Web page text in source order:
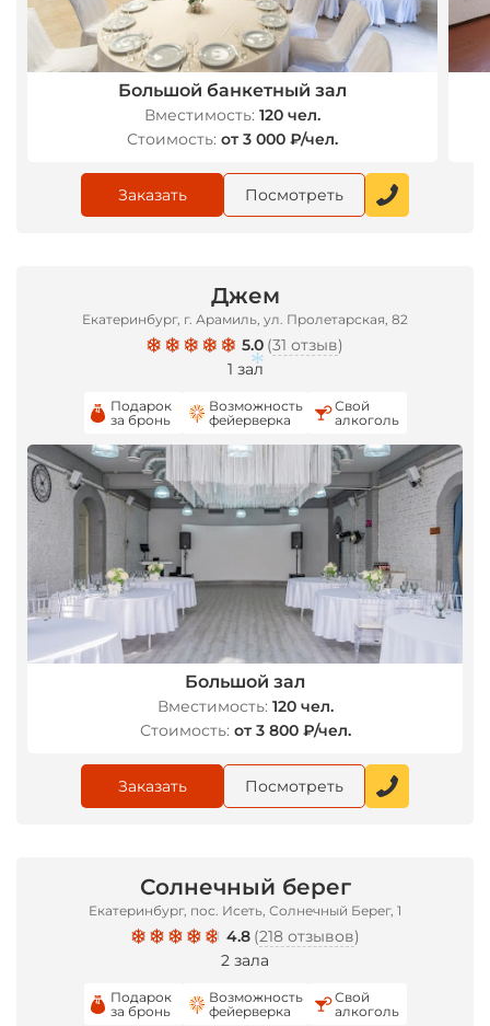
Большой банкетный зал
Вместимость: 120 чел.
Стоимость: от 3 000 ₽/чел.
Заказать Посмотреть
Джем
Екатеринбург, г. Арамиль, ул. Пролетарская, 82
5.0 (31 отзыв)
1 зал
Подарок
за бронь
Возможность
фейерверка
Свой
алкоголь
Большой зал
Вместимость: 120 чел.
Стоимость: от 3 800 ₽/чел.
Заказать Посмотреть
Солнечный берег
Екатеринбург, пос. Исеть, Солнечный Берег, 1
4.8 (218 отзывов)
2 зала
Подарок
за бронь
Возможность
фейерверка
Свой
алкоголь
*